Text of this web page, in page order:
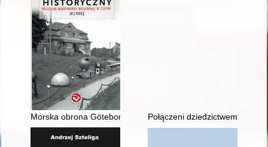
Morska obrona Göteborga : od założenia miasta do Wielkiej
Połączeni dziedzictwem :